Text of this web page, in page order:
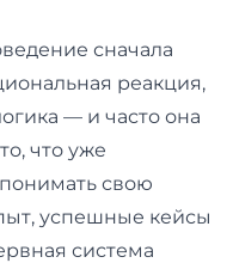
сначала
реакция,
— и часто она
что уже
свою
успешные кейсы
система